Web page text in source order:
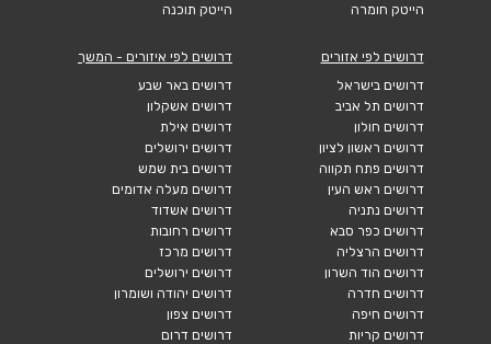
הייטק חומרה
הייטק תוכנה
דרושים לפי אזורים
דרושים בישראל
דרושים תל אביב
דרושים חולון
דרושים ראשון לציון
דרושים פתח תקווה
דרושים ראש העין
דרושים נתניה
דרושים כפר סבא
דרושים הרצליה
דרושים הוד השרון
דרושים חדרה
דרושים חיפה
דרושים קריות
דרושים לפי איזורים - המשך
דרושים באר שבע
דרושים אשקלון
דרושים אילת
דרושים ירושלים
דרושים בית שמש
דרושים מעלה אדומים
דרושים אשדוד
דרושים רחובות
דרושים מרכז
דרושים ירושלים
דרושים יהודה ושומרון
דרושים צפון
דרושים דרום